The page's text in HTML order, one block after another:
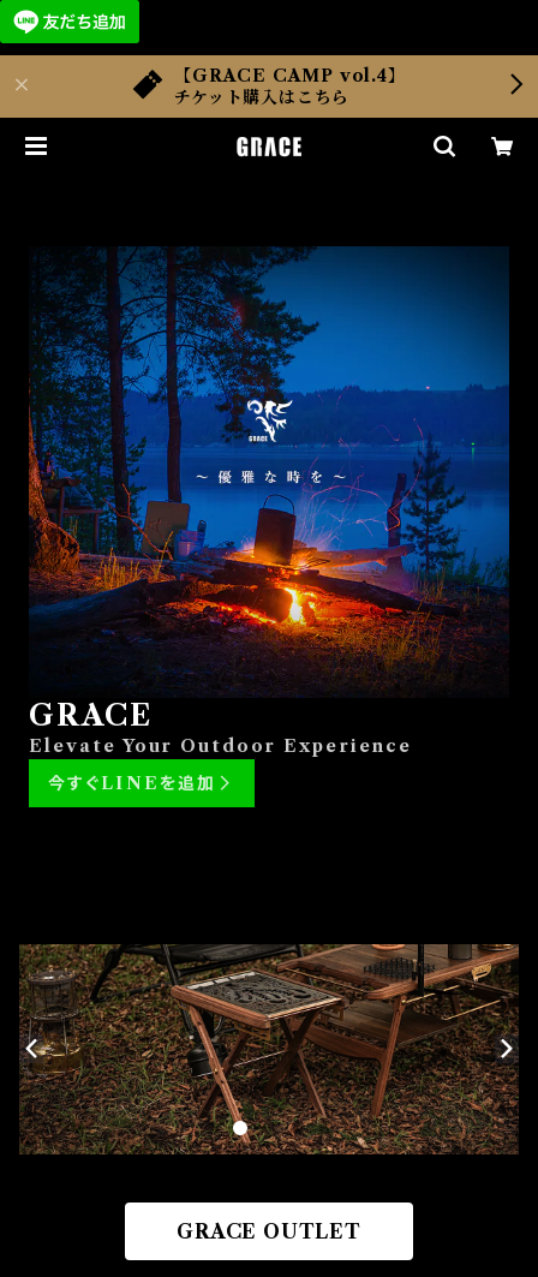
【GRACE CAMP vol.4】
チケット購入はこちら
GRACE
Elevate Your Outdoor Experience
今すぐLINEを追加
GRACE OUTLET